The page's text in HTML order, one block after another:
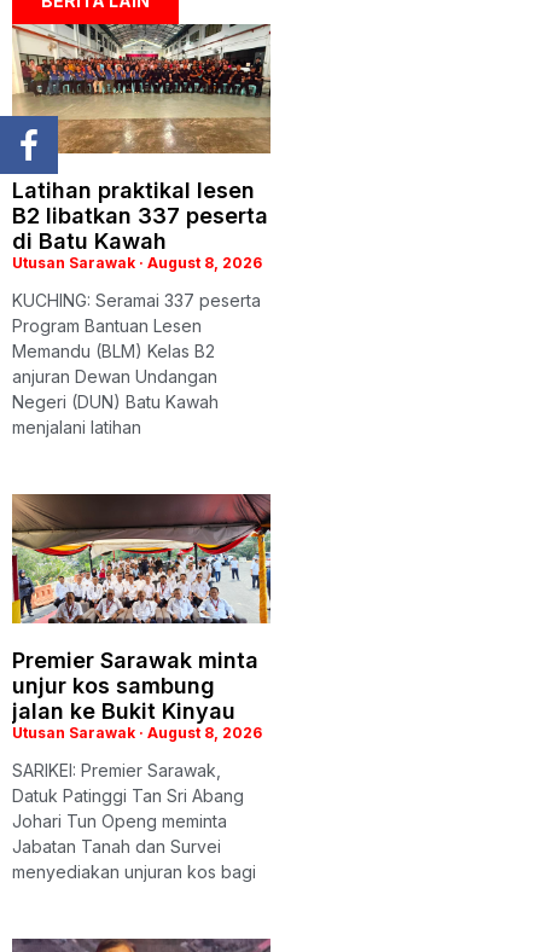
Latihan praktikal lesen
B2 libatkan 337 peserta
di Batu Kawah
Utusan Sarawak August 8, 2026
KUCHING: Seramai 337 peserta
Program Bantuan Lesen
Memandu (BLM) Kelas B2
anjuran Dewan Undangan
Negeri (DUN) Batu Kawah
menjalani latihan
Premier Sarawak minta
unjur kos sambung
jalan ke Bukit Kinyau
Utusan Sarawak August 8, 2026
SARIKEI: Premier Sarawak,
Datuk Patinggi Tan Sri Abang
Johari Tun Openg meminta
Jabatan Tanah dan Survei
menyediakan unjuran kos bagi